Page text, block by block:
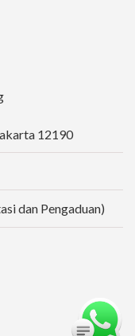
12190
dan Pengaduan)